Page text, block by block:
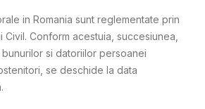
in Romania sunt reglementate prin
Civil. Conform acestuia, succesiunea,
si datoriilor persoanei
se deschide la data